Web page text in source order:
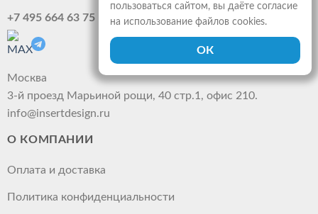
+7 495 664 63 75
Москва
3-й проезд Марьиной рощи, 40 стр.1, офис 210.
info@insertdesign.ru
О КОМПАНИИ
Оплата и доставка
Политика конфиденциальности
пользоваться сайтом, вы даёте согласие
на использование файлов cookies.